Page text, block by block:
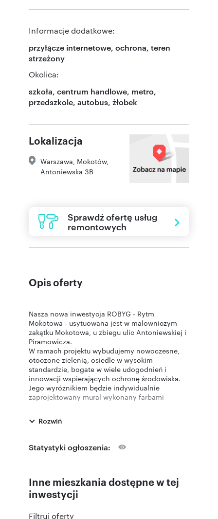
Informacje dodatkowe:
przyłącze internetowe, ochrona, teren
strzeżony
Okolica:
szkoła, centrum handlowe, metro,
przedszkole, autobus, żłobek
Lokalizacja
Warszawa, Mokotów,
Antoniewska 3B
Sprawdź ofertę usług
remontowych
Opis oferty
Nasza nowa inwestycja ROBYG - Rytm
Mokotowa - usytuowana jest w malowniczym
zakątku Mokotowa, u zbiegu ulic Antoniewskiej i
Piramowicza.
W ramach projektu wybudujemy nowoczesne,
otoczone zielenią, osiedle w wysokim
standardzie, bogate w wiele udogodnień i
innowacji wspierających ochronę środowiska.
Jego wyróżnikiem będzie indywidualnie
zaprojektowany mural wykonany farbami
samochodów elektrycznych i stojaków na
rowery.
Do dyspozycji mieszkańców oddamy również
strefę fitness z sauną i pokojem jogi, place
Zapraszamy Państwa do zapoznania się z naszą
nową inwestycją i zachęcamy do zakupu
mieszkania.
Terminy oddania:
Rozwiń
Statystyki ogłoszenia:
Inne mieszkania dostępne w tej
inwestycji
Filtruj oferty